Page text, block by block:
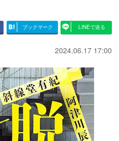
ブックマーク LINEで送る
2024.06.17 17:00